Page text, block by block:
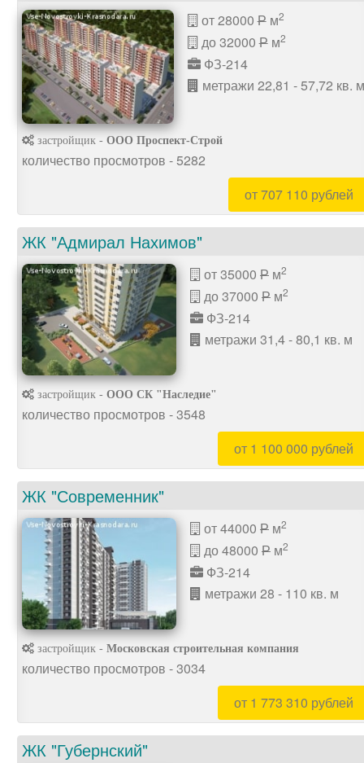
от 28000Pм2
до 32000Pм2
ФЗ-214
метражи 22,81 - 57,72 кв. м
застройщик - ООО Проспект-Строй
количество просмотров - 5282
от 707 110 рублей
ЖК "Адмирал Нахимов"
от 35000 P м2
до 37000 P м2
ФЗ-214
метражи 31,4 - 80,1 кв. м
застройщик - ООО СК "Наследие"
количество просмотров - 3548
от 1 100 000 рублей
ЖК "Современник"
от 44000 P м2
до 48000 P м2
ФЗ-214
метражи 28 - 110 кв. м
застройщик - Московская строительная компания
количество просмотров - 3034
от 1 773 310 рублей
ЖК "Губернский"